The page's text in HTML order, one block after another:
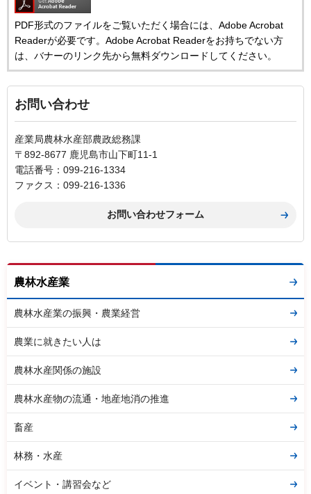
PDF形式のファイルをご覧いただく場合には、Adobe Acrobat
Readerが必要です。Adobe Acrobat Readerをお持ちでない方
は、バナーのリンク先から無料ダウンロードしてください。
お問い合わせ
産業局農林水産部農政総務課
〒892-8677 鹿児島市山下町11-1
電話番号：099-216-1334
ファクス：099-216-1336
農林水産業
農林水産業の振興・農業経営
農業に就きたい人は
農林水産関係の施設
農林水産物の流通・地産地消の推進
畜産
林務・水産
イベント・講習会など